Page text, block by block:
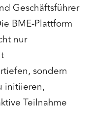
Geschäftsführer
BME-Plattform
nur
sondern
initiieren,
Teilnahme